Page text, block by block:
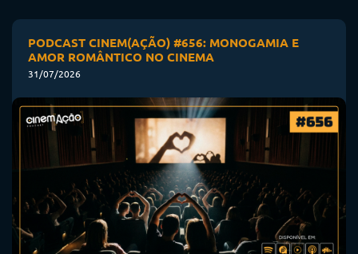
PODCAST CINEM(AÇÃO) #656: MONOGAMIA E
AMOR ROMÂNTICO NO CINEMA
31/07/2026